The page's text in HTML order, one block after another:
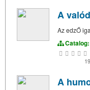
A
Az edzŐ
Catalog:
A